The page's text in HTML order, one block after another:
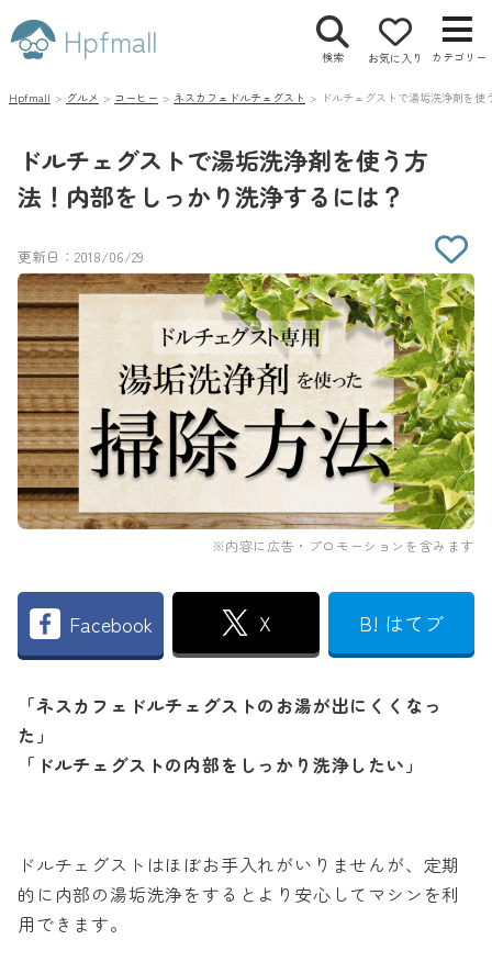
Hpfmall 検索 お気に入り カテゴリー
Hpfmall > グルメ > コーヒー > ネスカフェドルチェグスト > ドルチェグストで湯垢洗浄剤を
ドルチェグストで湯垢洗浄剤を使う方
法！内部をしっかり洗浄するには？
更新日：2018/06/29
※内容に広告・プロモーションを含みます
Facebook X B! はてブ
「ネスカフェドルチェグストのお湯が出にくくなっ
た」
「ドルチェグストの内部をしっかり洗浄したい」
ドルチェグストはほぼお手入れがいりませんが、定期
的に内部の湯垢洗浄をするとより安心してマシンを利
用できます。